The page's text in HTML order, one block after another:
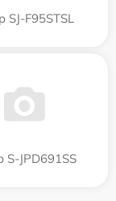
SJ-F95STSL
S-JPD691SS